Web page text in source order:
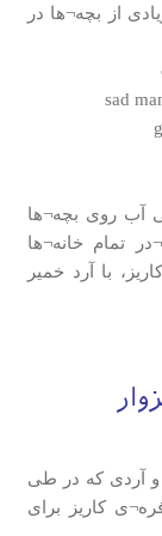
از بچه¬ها در
آب روی بچه¬ها
تمام خانه¬ها
با آرد خمیر
و آردی که در طی
کاریز برای